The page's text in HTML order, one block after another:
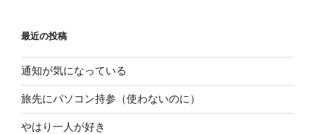
最近の投稿
通知が気になっている
旅先にパソコン持参（使わないのに）
やはり一人が好き